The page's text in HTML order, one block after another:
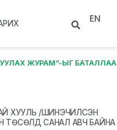
EN
ЖУРАМ”-ЫГ БАТАЛЛАА
ХУУЛЬ /ШИНЭЧИЛСЭН
ТӨСӨЛД САНАЛ АВЧ БАЙНА